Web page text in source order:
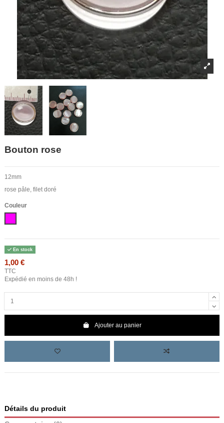
Bouton rose
12mm
rose pâle, filet doré
Couleur
En stock
1,00 €
TTC
Expédié en moins de 48h !
Ajouter au panier
Détails du produit